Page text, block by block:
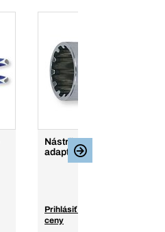
Nástrčné kľúče a
adaptéry k Loop ratchet
Prihlásiť sa a zobraziť
ceny